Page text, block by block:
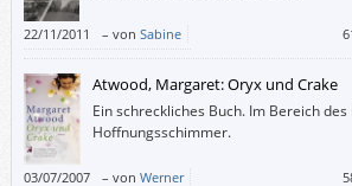
22/11/2011 – von Sabine
Atwood, Margaret: Oryx und Crake
Ein schreckliches Buch. Im Bereich
Hoffnungsschimmer.
03/07/2007 – von Werner